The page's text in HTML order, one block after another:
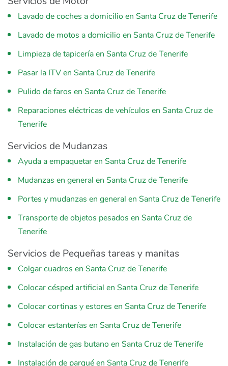
Lavado de coches a domicilio en Santa Cruz de Tenerife
Lavado de motos a domicilio en Santa Cruz de Tenerife
Limpieza de tapicería en Santa Cruz de Tenerife
Pasar la ITV en Santa Cruz de Tenerife
Pulido de faros en Santa Cruz de Tenerife
Reparaciones eléctricas de vehículos en Santa Cruz de
Tenerife
Servicios de Mudanzas
Ayuda a empaquetar en Santa Cruz de Tenerife
Mudanzas en general en Santa Cruz de Tenerife
Portes y mudanzas en general en Santa Cruz de Tenerife
Transporte de objetos pesados en Santa Cruz de
Tenerife
Servicios de Pequeñas tareas y manitas
Colgar cuadros en Santa Cruz de Tenerife
Colocar césped artificial en Santa Cruz de Tenerife
Colocar cortinas y estores en Santa Cruz de Tenerife
Colocar estanterías en Santa Cruz de Tenerife
Instalación de gas butano en Santa Cruz de Tenerife
Instalación de parqué en Santa Cruz de Tenerife